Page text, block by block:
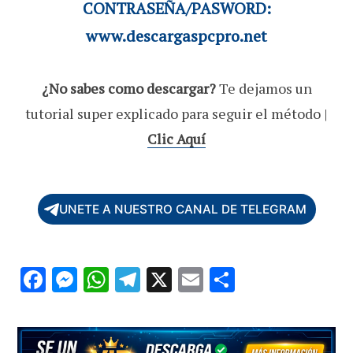
CONTRASEÑA/PASWORD:
www.descargaspcpro.net
¿No sabes como descargar?Te dejamos un
tutorial super explicado para seguir el método |
Clic Aquí
UNETE A NUESTRO CANAL DE TELEGRAM
F
e
M
se
W
at
T
e
X E
ai m